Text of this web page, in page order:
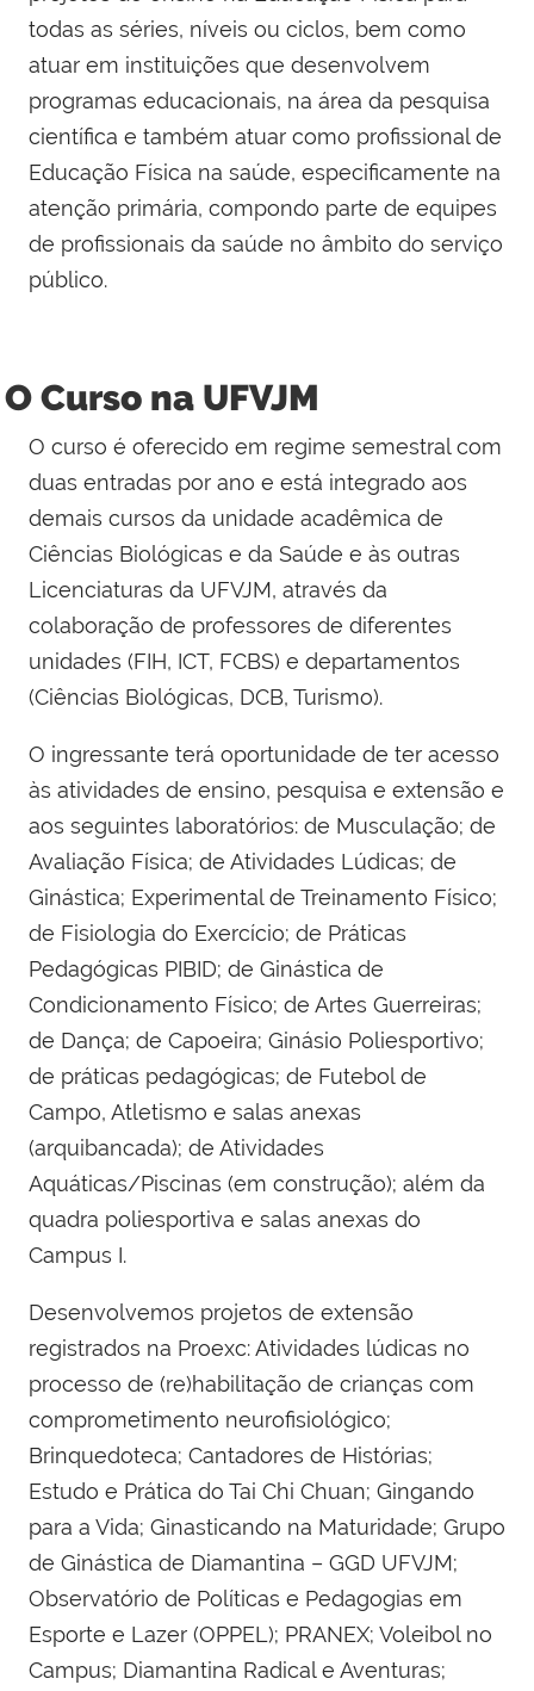
todas as séries, níveis ou ciclos, bem como
atuar em instituições que desenvolvem
programas educacionais, na área da pesquisa
científica e também atuar como profissional de
Educação Física na saúde, especificamente na
atenção primária, compondo parte de equipes
de profissionais da saúde no âmbito do serviço
público.
O Curso na UFVJM
O curso é oferecido em regime semestral com
duas entradas por ano e está integrado aos
demais cursos da unidade acadêmica de
Ciências Biológicas e da Saúde e às outras
Licenciaturas da UFVJM, através da
colaboração de professores de diferentes
unidades (FIH, ICT, FCBS) e departamentos
(Ciências Biológicas, DCB, Turismo).
O ingressante terá oportunidade de ter acesso
às atividades de ensino, pesquisa e extensão e
aos seguintes laboratórios: de Musculação; de
Avaliação Física; de Atividades Lúdicas; de
Ginástica; Experimental de Treinamento Físico;
de Fisiologia do Exercício; de Práticas
Pedagógicas PIBID; de Ginástica de
Condicionamento Físico; de Artes Guerreiras;
de Dança; de Capoeira; Ginásio Poliesportivo;
de práticas pedagógicas; de Futebol de
Campo, Atletismo e salas anexas
(arquibancada); de Atividades
Aquáticas/Piscinas (em construção); além da
quadra poliesportiva e salas anexas do
Campus I.
Desenvolvemos projetos de extensão
registrados na Proexc: Atividades lúdicas no
processo de (re)habilitação de crianças com
comprometimento neurofisiológico;
Brinquedoteca; Cantadores de Histórias;
Estudo e Prática do Tai Chi Chuan; Gingando
para a Vida; Ginasticando na Maturidade; Grupo
de Ginástica de Diamantina – GGD UFVJM;
Observatório de Políticas e Pedagogias em
Esporte e Lazer (OPPEL); PRANEX; Voleibol no
Campus; Diamantina Radical e Aventuras;